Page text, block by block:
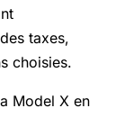
taxes,
choisies.
Model X en